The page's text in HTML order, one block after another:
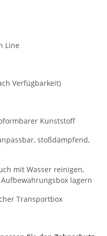
Line
Verfügbarkeit)
Kunststoff
stoßdämpfend,
mit Wasser reinigen,
lagern
Transportbox